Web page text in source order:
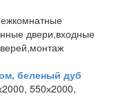
двери,входные
беленый дуб
550х2000,